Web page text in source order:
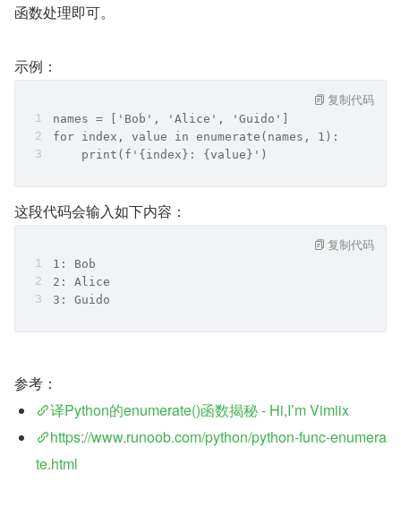
函数处理即可。
示例：
names = ['Bob', 'Alice', 'Guido']
for index, value in enumerate(names, 1):
    print(f'{index}: {value}')
复制代码
这段代码会输入如下内容：
1: Bob
2: Alice
3: Guido
复制代码
参考：
译Python的enumerate()函数揭秘 - Hi,I’m Vimiix
https://www.runoob.com/python/python-func-enumera
te.html